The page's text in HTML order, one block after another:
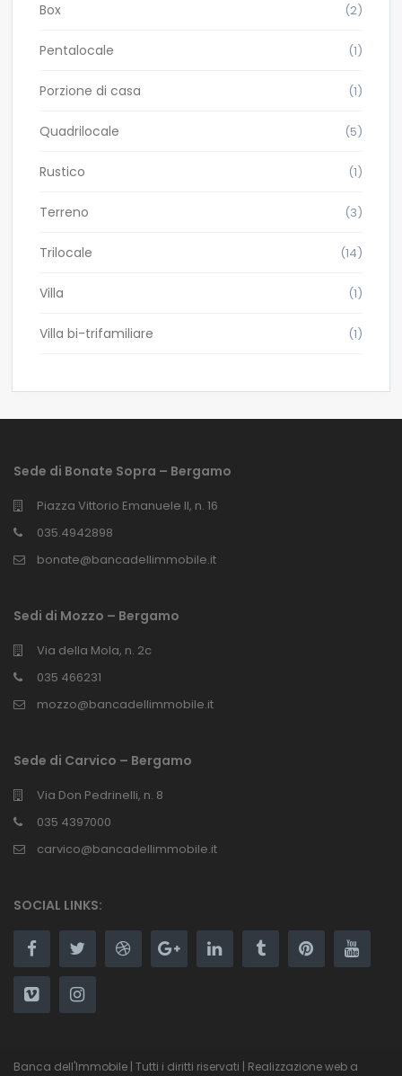
Box (2)
Pentalocale (1)
Porzione di casa (1)
Quadrilocale (5)
Rustico (1)
Terreno (3)
Trilocale (14)
Villa (1)
Villa bi-trifamiliare (1)
Sede di Bonate Sopra – Bergamo
Piazza Vittorio Emanuele II, n. 16
035.4942898
bonate@bancadellimmobile.it
Sedi di Mozzo – Bergamo
Via della Mola, n. 2c
035 466231
mozzo@bancadellimmobile.it
Sede di Carvico – Bergamo
Via Don Pedrinelli, n. 8
035 4397000
carvico@bancadellimmobile.it
SOCIAL LINKS:
Banca dell'Immobile | Tutti i diritti riservati | Realizzazione web a